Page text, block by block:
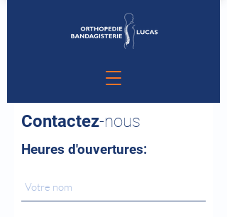
Contactez-nous
Heures d'ouvertures: